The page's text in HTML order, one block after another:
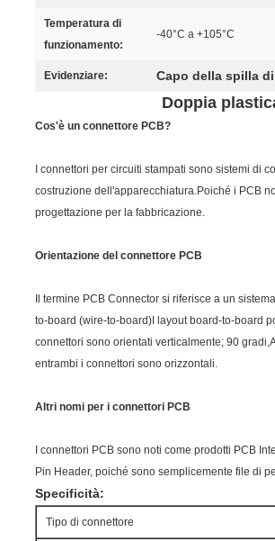
Temperatura di
funzionamento:
-40°C a +105°C
Evidenziare: Capo della spilla
Doppia
Cos'è un connettore PCB?
I connettori per circuiti stampati sono sistemi di
costruzione dell'apparecchiatura.Poiché i PCB
progettazione per la fabbricazione.
Orientazione del connettore PCB
Il termine PCB Connector si riferisce a un
to-board (wire-to-board)I layout board-to-board
connettori sono orientati verticalmente; 90
entrambi i connettori sono orizzontali.
Altri nomi per i connettori PCB
I connettori PCB sono noti come prodotti PCB
Pin Header, poiché sono semplicemente file di
Specificità:
Tipo di connettore